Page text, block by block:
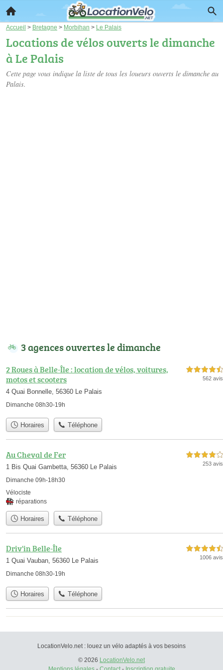
Accueil > Bretagne > Morbihan > Le Palais
Locations de vélos ouverts le dimanche
à Le Palais
Cette page vous indique la liste de tous les loueurs ouverts le dimanche au
Palais.
3 agences ouvertes le dimanche
2 Roues à Belle-Île : location de vélos, voitures,
motos et scooters
4 Quai Bonnelle, 56360 Le Palais
Dimanche 08h30-19h
4,5 étoiles sur 5
562 avis
Horaires Téléphone
Au Cheval de Fer
1 Bis Quai Gambetta, 56360 Le Palais
Dimanche 09h-18h30
4,0 étoiles sur 5
253 avis
Vélociste
réparations
Horaires Téléphone
Driv'in Belle-Île
1 Quai Vauban, 56360 Le Palais
Dimanche 08h30-19h
4,5 étoiles sur 5
1006 avis
Horaires Téléphone
LocationVelo.net : louez un vélo adaptés à vos besoins
© 2026 LocationVelo.net